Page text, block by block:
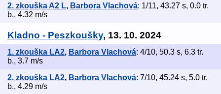
2. zkouška A2 L, Barbora Vlachová: 1/11, 43.27 s, 0.0 tr.
b., 4.32 m/s
Kladno - Peszkoušky, 13. 10. 2024
1. zkouška LA2, Barbora Vlachová: 4/10, 50.3 s, 6.3 tr.
b., 3.7 m/s
2. zkouška LA2, Barbora Vlachová: 7/10, 45.24 s, 5.0 tr.
b., 4.29 m/s